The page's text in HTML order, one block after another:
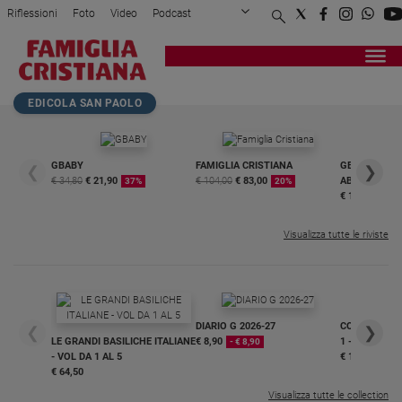
Attualità
Italia
Cronaca
Mondo
Economia
Interviste
Papa
Riflessioni Foto Video Podcast
Privacy Policy Chi siamo
Registrati Redazione
Home page>Chiesa>«Andiamo a Medjugorje pe...
EDICOLA SAN PAOLO
❮
GBABY
€ 34,80 € 21,90 37%
FAMIGLIA CRISTIANA
€ 104,00 € 83,00 20%
GBABY
€ 16,99
❯
Visualizza tutte le riviste
❮
LE GRANDI BASILICHE ITALIANE
- VOL DA 1 AL 5
€ 64,50
DIARIO G 2026-27
€ 8,90
- € 8,90
COLLANA
1 - 2
€ 18,50
❯
Visualizza tutte le collection